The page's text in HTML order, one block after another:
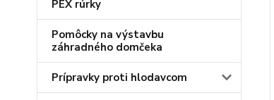
PEX rúrky
Pomôcky na výstavbu
záhradného domčeka
Prípravky proti hlodavcom